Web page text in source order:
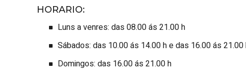
HORARIO:
Luns a venres: das 08.00 ás 21.00 h
Sábados: das 10.00 ás 14.00 h e das 16.00 ás 21.00
Domingos: das 16.00 ás 21.00 h